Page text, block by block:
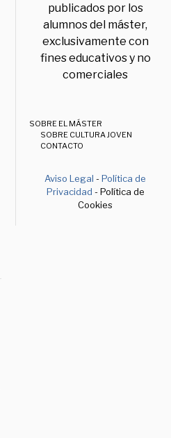
publicados por los
alumnos del máster,
exclusivamente con
fines educativos y no
comerciales
SOBRE EL MÁSTER
SOBRE CULTURA JOVEN
CONTACTO
Aviso Legal -Política de
Privacidad - Política de
Cookies